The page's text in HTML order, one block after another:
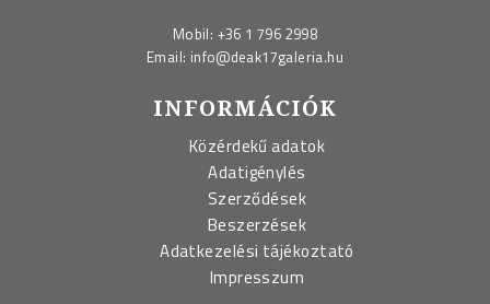
Mobil: +36 1 796 2998
Email: info@deak17galeria.hu
INFORMÁCIÓK
Közérdekű adatok
Adatigénylés
Szerződések
Beszerzések
Adatkezelési tájékoztató
Impresszum